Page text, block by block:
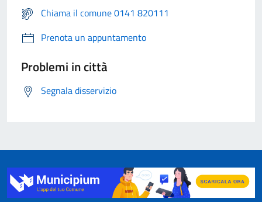
Chiama il comune 0141 820111
Prenota un appuntamento
Problemi in città
Segnala disservizio